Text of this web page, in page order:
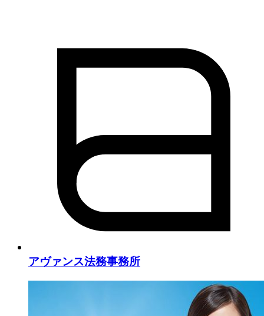
アヴァンス法務事務所